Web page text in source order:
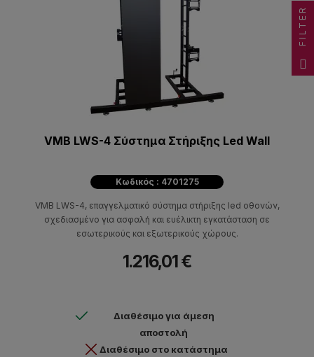
VMB LWS-4 Σύστημα Στήριξης Led Wall
Κωδικός : 4701275
VMB LWS-4, επαγγελματικό σύστημα στήριξης led οθονών,
σχεδιασμένο για ασφαλή και ευέλικτη εγκατάσταση σε
εσωτερικούς και εξωτερικούς χώρους.
1.216,01 €
Διαθέσιμο για άμεση
αποστολή
Διαθέσιμο στο κατάστημα
FILTER